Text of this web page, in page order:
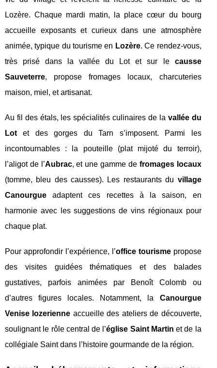
Lozère. Chaque mardi matin, la place cœur du bourg
accueille exposants et curieux dans une atmosphère
animée, typique du tourisme en Lozère. Ce rendez-vous,
très prisé dans la vallée du Lot et sur le causse
Sauveterre, propose fromages locaux, charcuteries
maison, miel, et artisanat.
Au fil des étals, les spécialités culinaires de la vallée du
Lot et des gorges du Tarn s’imposent. Parmi les
incontournables : la pouteille (plat mijoté du terroir),
l’aligot de l’Aubrac, et une gamme de fromages locaux
(tomme, bleu des causses). Les restaurants du village
Canourgue adaptent ces recettes à la saison, en
harmonie avec les suggestions de vins régionaux pour
chaque plat.
Pour approfondir l’expérience, l’office tourismepropose
des visites guidées thématiques et des balades
gustatives, parfois animées par Benoît Colomb ou
d’autres figures locales. Notamment, la Canourgue
Venise lozerienne accueille des ateliers de découverte,
soulignant le rôle central de l’église Saint Martin et de la
collégiale Saint dans l’histoire gourmande de la région.